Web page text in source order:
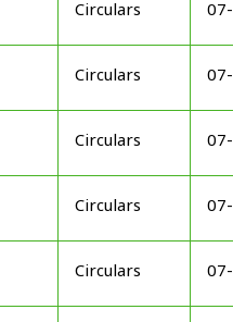
Circulars
Circulars
Circulars
Circulars
Circulars